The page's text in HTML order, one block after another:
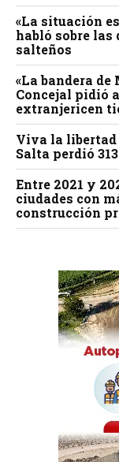
«La situación
habló sobre las
salteños
«La bandera
Concejal pidió
extranjericen
Viva la libertad
Salta perdió
Entre 2021 y
ciudades con
construcción